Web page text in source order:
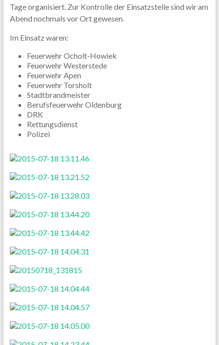
Tage organisiert. Zur Kontrolle der Einsatzstelle sind wir am
Abend nochmals vor Ort gewesen.
Im Einsatz waren:
Feuerwehr Ocholt-Howiek
Feuerwehr Westerstede
Feuerwehr Apen
Feuerwehr Torsholt
Stadtbrandmeister
Berufsfeuerwehr Oldenburg
DRK
Rettungsdienst
Polizei